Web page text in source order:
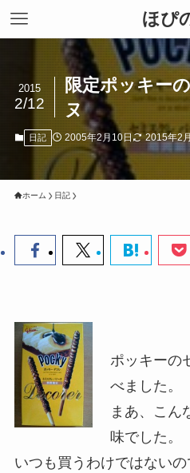
ほぴ
限定ポッキー
ヌ
2015
2/12
日記 2005年2月10日 2015年2
ホーム 日記
ポッキーの
べました。
まあ、こん
味でした。
いつも買うわけではない